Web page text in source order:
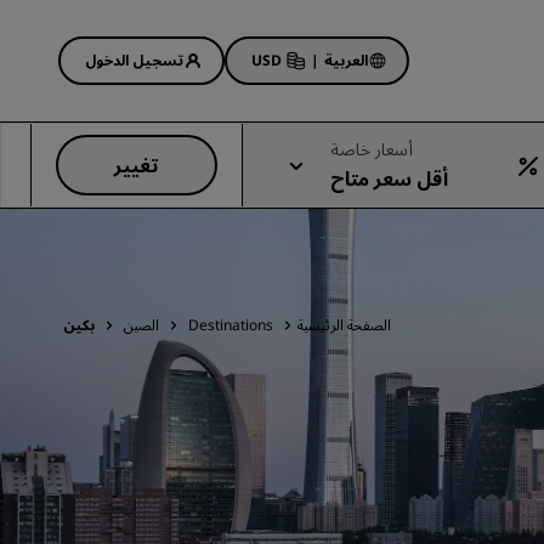
العربية |
USD تسجيل الدخول
قريبًا
عروض الفنادق
استكشف عروضنا
Deals of the Day
احجز مقدمًا
اطلع على الباقات المتاحة لدينا
أفكار السفر
فنادق مناسبة للعائلات
أسعار خاصة
أقل سعر متاح تغيير
الصفحة الرئيسية Destinations الصين بكين